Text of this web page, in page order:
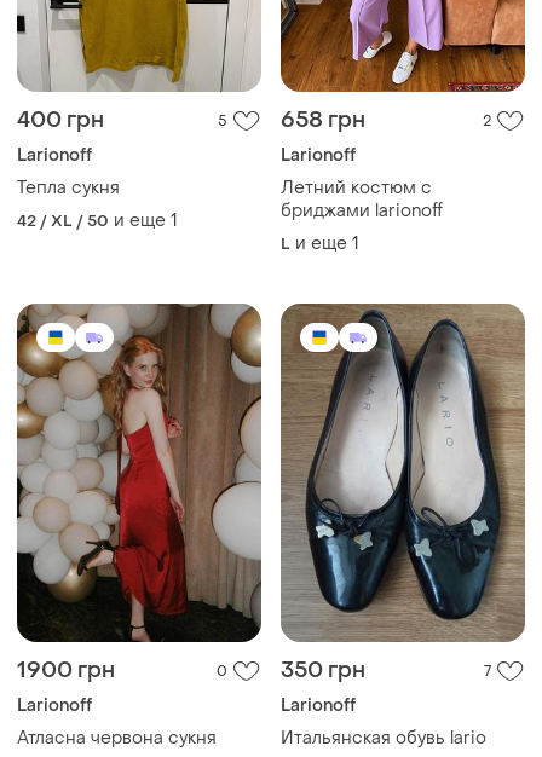
400 грн 5
Larionoff
Тепла сукня
42 / XL / 50 и еще 1
658 грн 2
Larionoff
Летний костюм с
бриджами larionoff
L и еще 1
1900 грн 0
Larionoff
Атласна червона сукня
350 грн 7
Larionoff
Итальянская обувь lario